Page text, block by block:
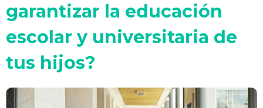
garantizar la educación
escolar y universitaria de
tus hijos?